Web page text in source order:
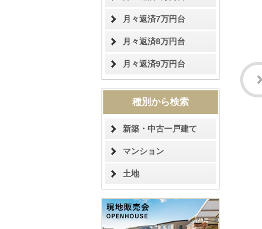
月々返済7万円台
月々返済8万円台
月々返済9万円台
種別から検索
新築・中古一戸建て
マンション
土地